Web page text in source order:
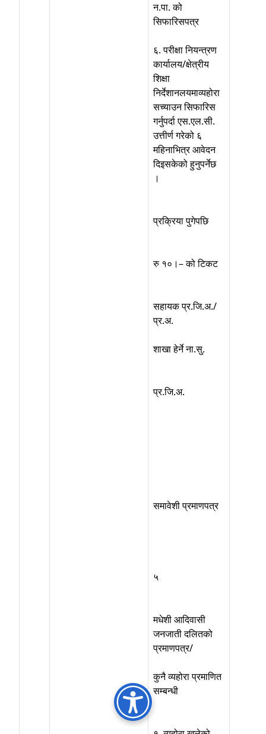
न.पा. को
सिफारिसपत्र
६. परीक्षा नियन्त्रण
कार्यालय/क्षेत्रीय
शिक्षा
निर्देशानलयमाव्यहोरा
सच्याउन सिफारिस
गर्नुपर्दा एस.एल.सी.
उत्तीर्ण गरेको ६
महिनाभित्र आवेदन
दिइसकेको हुनुपर्नेछ
।
प्रक्रिया पुगेपछि
रु १०।– को टिकट
सहायक प्र.जि.अ./
प्र.अ.
शाखा हेर्ने ना.सु.
प्र.जि.अ.
समावेशी प्रमाणपत्र
५
मधेशी आदिवासी
जनजाती दलितको
प्रमाणपत्र/
कुनै व्यहोरा प्रमाणित
सम्बन्धी